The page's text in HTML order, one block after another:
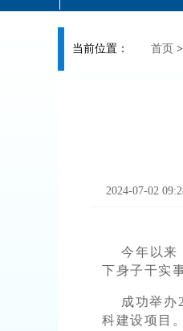
当前位置： 首页
2024-07-02
今年以来
下身子干实
成功举办
科建设项目